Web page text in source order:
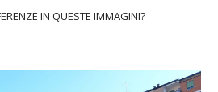
IN QUESTE IMMAGINI?